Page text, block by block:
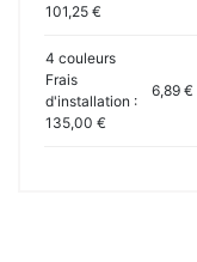
101,25 €
4 couleurs
Frais
d'installation :
135,00 €
6,89 €